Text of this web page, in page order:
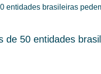
de 50 entidades